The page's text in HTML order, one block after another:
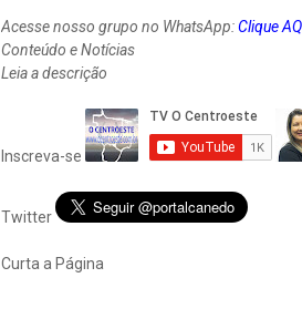
Acesse nosso grupo no WhatsApp:Clique
Conteúdo e Notícias
Leia a descrição
Inscreva-se
Twitter
Curta a Página